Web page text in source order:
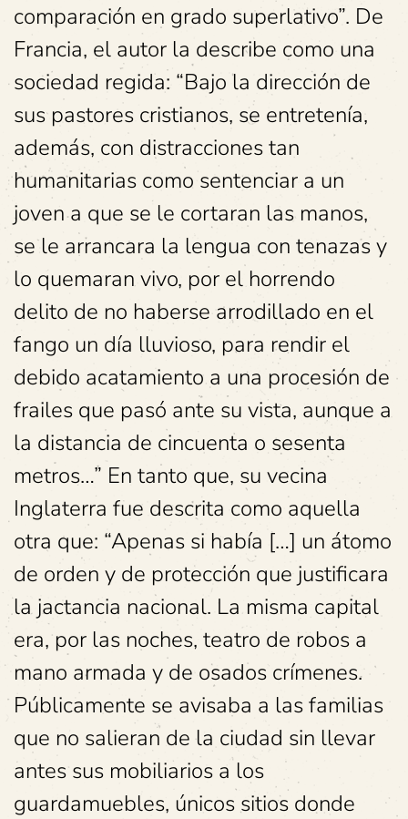
comparación en grado superlativo”. De
Francia, el autor la describe como una
sociedad regida: “Bajo la dirección de
sus pastores cristianos, se entretenía,
además, con distracciones tan
humanitarias como sentenciar a un
joven a que se le cortaran las manos,
se le arrancara la lengua con tenazas y
lo quemaran vivo, por el horrendo
delito de no haberse arrodillado en el
fango un día lluvioso, para rendir el
debido acatamiento a una procesión de
frailes que pasó ante su vista, aunque a
la distancia de cincuenta o sesenta
metros…” En tanto que, su vecina
Inglaterra fue descrita como aquella
otra que: “Apenas si había […] un átomo
de orden y de protección que justificara
la jactancia nacional. La misma capital
era, por las noches, teatro de robos a
mano armada y de osados crímenes.
Públicamente se avisaba a las familias
que no salieran de la ciudad sin llevar
antes sus mobiliarios a los
guardamuebles, únicos sitios donde